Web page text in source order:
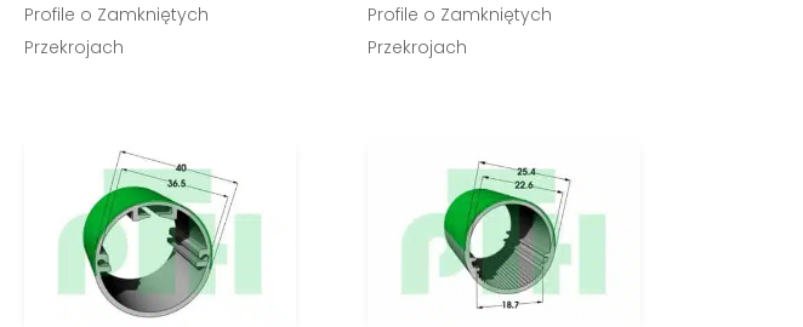
Profile o Zamkniętych
Przekrojach
Profile o Zamkniętych
Przekrojach